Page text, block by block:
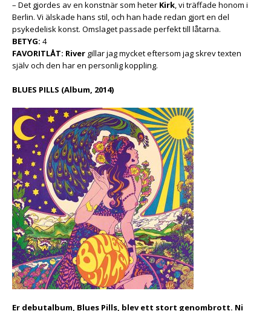
– Det gjordes av en konstnär som heter Kirk, vi träffade honom i
Berlin. Vi älskade hans stil, och han hade redan gjort en del
psykedelisk konst. Omslaget passade perfekt till låtarna.
BETYG: 4
FAVORITLÅT: River gillar jag mycket eftersom jag skrev texten
själv och den har en personlig koppling.
BLUES PILLS (Album, 2014)
Er debutalbum, Blues Pills, blev ett stort genombrott. Ni